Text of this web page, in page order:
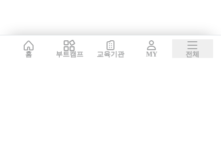
홈 부트캠프 교육기관 MY 전체